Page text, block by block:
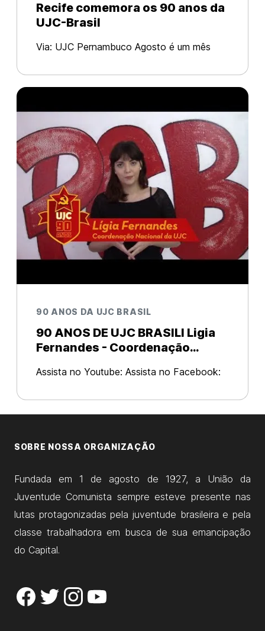
Recife comemora os 90 anos da
UJC-Brasil
Via: UJC Pernambuco Agosto é um mês
brasileiros. Há 90 anos era oficialmente
90 ANOS DA UJC BRASIL
90 ANOS DE UJC BRASILl Ligia
Fernandes - Coordenação
Assista no Youtube: Assista no Facebook:
Nesse mês de agosto, a União da
Juventude Comunista – UJC Brasil,
SOBRE NOSSA ORGANIZAÇÃO
Fundada em 1 de agosto de 1927, a União da
Juventude Comunista sempre esteve presente nas
lutas protagonizadas pela juventude brasileira e pela
classe trabalhadora em busca de sua emancipação
do Capital.